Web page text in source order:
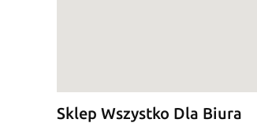
Sklep Wszystko Dla Biura